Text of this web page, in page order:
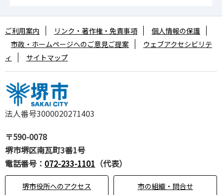
法人番号3000020271403
〒590-0078
堺市堺区南瓦町3番1号
電話番号： 072-233-1101 （代表）
堺市役所へのアクセス 市の組織・問合せ
ご利用案内 リンク・著作権・免責事項
個人情報の保護
市政・ホームページへのご意見ご提案
ウェブアクセシビリテ
ィ
サイトマップ